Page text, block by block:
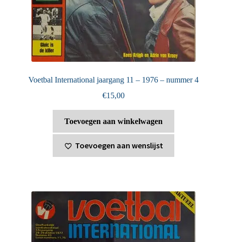
Voetbal International jaargang 11 – 1976 – nummer 4
€15,00
Toevoegen aan winkelwagen
Toevoegen aan wenslijst